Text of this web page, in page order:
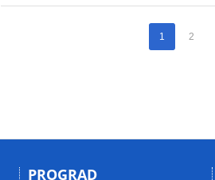
1 2
PROGRAD